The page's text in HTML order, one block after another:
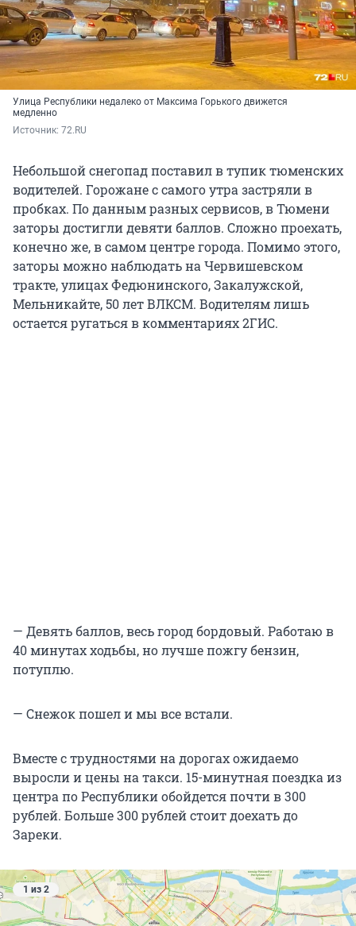
Улица Республики недалеко от Максима Горького движется
медленно
Источник: 72.RU
Небольшой снегопад поставил в тупик тюменских
водителей. Горожане с самого утра застряли в
пробках. По данным разных сервисов, в Тюмени
заторы достигли девяти баллов. Сложно проехать,
конечно же, в самом центре города. Помимо этого,
заторы можно наблюдать на Червишевском
тракте, улицах Федюнинского, Закалужской,
Мельникайте, 50 лет ВЛКСМ. Водителям лишь
остается ругаться в комментариях 2ГИС.
— Девять баллов, весь город бордовый. Работаю в
40 минутах ходьбы, но лучше пожгу бензин,
потуплю.
— Снежок пошел и мы все встали.
Вместе с трудностями на дорогах ожидаемо
выросли и цены на такси. 15-минутная поездка из
центра по Республики обойдется почти в 300
рублей. Больше 300 рублей стоит доехать до
Зареки.
1 из 2